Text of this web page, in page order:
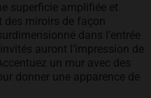
superficie amplifiée et
des miroirs de façon
dans l’entrée
auront l’impression de
un mur avec des
donner une apparence de